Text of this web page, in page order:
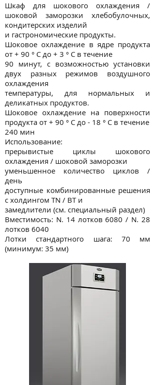
Шкаф для шокового охлаждения /
шоковой заморозки хлебобулочных,
кондитерских изделий
и гастрономические продукты.
Шоковое охлаждение в ядре продукта
от + 90 ° C до + 3 ° C в течение
90 минут, с возможностью установки
двух разных режимов воздушного
охлаждения
температуры, для нормальных и
деликатных продуктов.
Шоковое охлаждение на поверхности
продукта от + 90 ° C до - 18 ° C в течение
240 мин
Использование:
прерывистые циклы шокового
охлаждения / шоковой заморозки
уменьшенное количество циклов /
день
доступные комбинированные решения
с холдингом TN / BT и
замедлители (см. специальный раздел)
Вместимость: N. 14 лотков 6080 / N. 28
лотков 6040
Лотки стандартного шага: 70 мм
(минимум: 35 мм)